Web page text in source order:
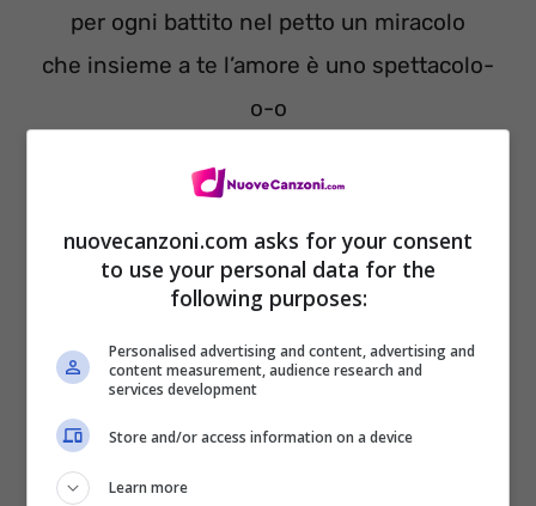
per ogni battito nel petto un miracolo
che insieme a te l’amore è uno spettacolo-
o-o
e allora corro il pericolo-o di sentirmi libero
fra le catene della gente in panico
se è vero che la vita è un palcoscenico
è tutto uno spettacolo-o-o.
Ogni vita è uno spettacolo. Ogni
nuovecanzoni.com asks for your consent
to use your personal data for the
following purposes:
Personalised advertising and content, advertising and
content measurement, audience research and
services development
Store and/or access information on a device
Learn more